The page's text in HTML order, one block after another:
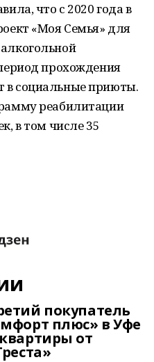
что с 2020 года в
«Моя Семья» для
прохождения
социальные приюты.
реабилитации
в том числе 35
покупатель
плюс» в Уфе
от